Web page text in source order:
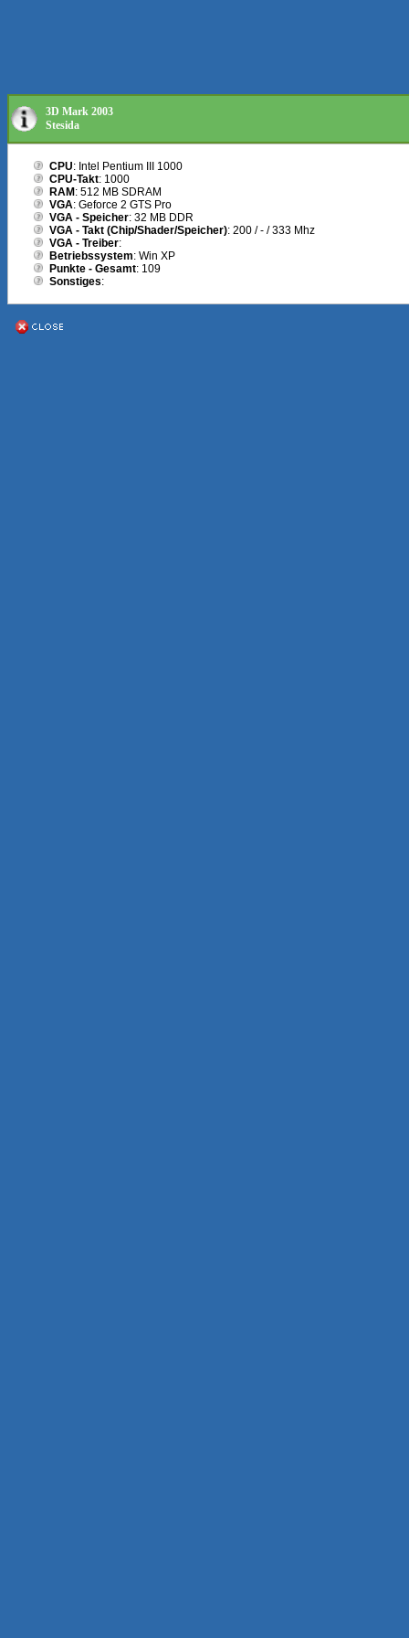
3D Mark 2003
Stesida
CPU: Intel Pentium III 1000
CPU-Takt: 1000
RAM : 512 MB SDRAM
VGA: Geforce 2 GTS Pro
VGA - Speicher: 32 MB DDR
VGA - Takt (Chip/Shader/Speicher): 200 / - / 333 Mhz
VGA - Treiber:
Betriebssystem: Win XP
Punkte - Gesamt: 109
Sonstiges: